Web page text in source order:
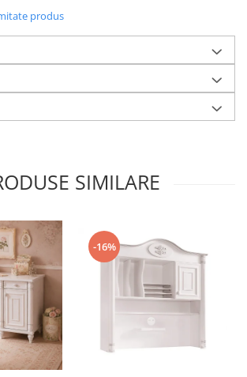
produs
SIMILARE
-16%